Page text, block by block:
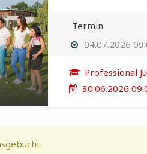
Termin
04.07.2026
Professional
30.06.2026